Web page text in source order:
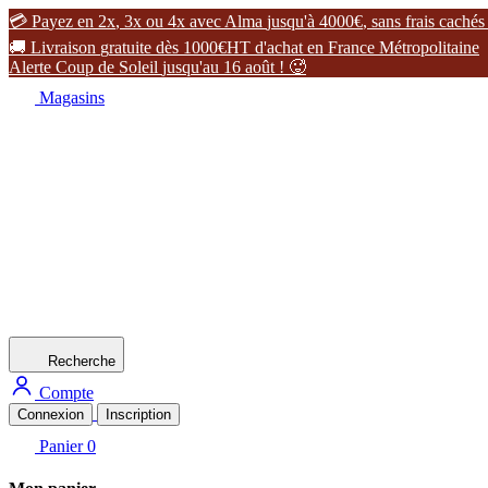
 Payez en 2x, 3x ou 4x avec Alma jusqu'à 4000€, sans frais cachés
 Livraison gratuite dès 1000€HT d'achat en France Métropolitaine
Alerte Coup de Soleil jusqu'au 16 août ! 
Magasins
Recherche
Compte
Connexion Inscription
Panier 0